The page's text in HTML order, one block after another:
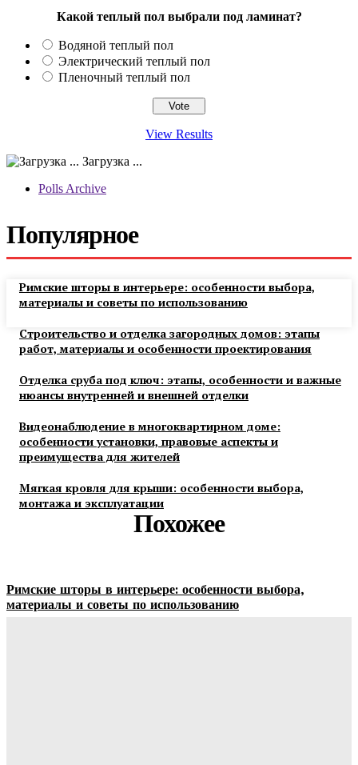
Какой теплый пол выбрали под ламинат?
Водяной теплый пол
Электрический теплый пол
Пленочный теплый пол
View Results
Загрузка ...
Polls Archive
Популярное
Римские шторы в интерьере: особенности выбора,
материалы и советы по использованию
Строительство и отделка загородных домов: этапы
работ, материалы и особенности проектирования
Отделка сруба под ключ: этапы, особенности и важные
нюансы внутренней и внешней отделки
Видеонаблюдение в многоквартирном доме:
особенности установки, правовые аспекты и
преимущества для жителей
Мягкая кровля для крыши: особенности выбора,
монтажа и эксплуатации
Похожее
Римские шторы в интерьере: особенности выбора,
материалы и советы по использованию